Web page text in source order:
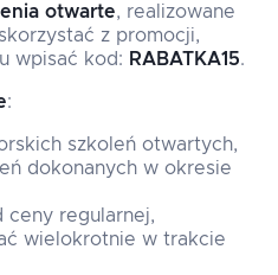
otwarte, realizowane
z promocji,
wpisać kod: RABATKA15.
:
szkoleń otwartych,
dokonanych w okresie
ceny regularnej,
wielokrotnie w trakcie